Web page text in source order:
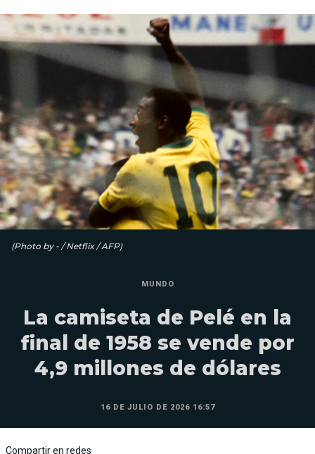
(Photo by - / Netflix / AFP)
MUNDO
La camiseta de Pelé en la
final de 1958 se vende por
4,9 millones de dólares
16 DE JULIO DE 2026 16:57
Compartir en redes